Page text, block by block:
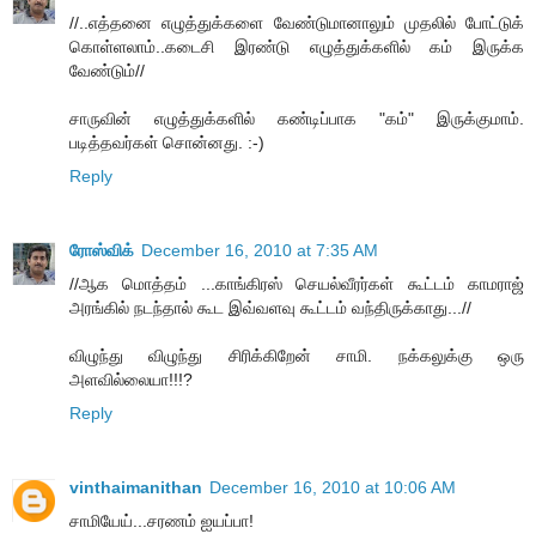
//..எத்தனை எழுத்துக்களை வேண்டுமானாலும் முதலில் போட்டுக்
கொள்ளலாம்..கடைசி இரண்டு எழுத்துக்களில் கம் இருக்க
வேண்டும்//
சாருவின் எழுத்துக்களில் கண்டிப்பாக "கம்" இருக்குமாம்.
படித்தவர்கள் சொன்னது. :-)
Reply
ரோஸ்விக் December 16, 2010 at 7:35 AM
//ஆக மொத்தம் ...காங்கிரஸ் செயல்வீரர்கள் கூட்டம் காமராஜ்
அரங்கில் நடந்தால் கூட இவ்வளவு கூட்டம் வந்திருக்காது...//
விழுந்து விழுந்து சிரிக்கிறேன் சாமி. நக்கலுக்கு ஒரு
அளவில்லையா!!!?
Reply
vinthaimanithan December 16, 2010 at 10:06 AM
சாமியேய்...சரணம் ஐயப்பா!